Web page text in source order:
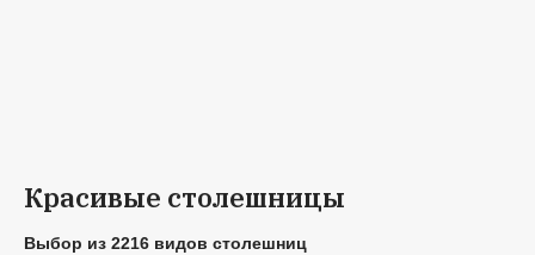
Красивые столешницы
Выбор из 2216 видов столешниц